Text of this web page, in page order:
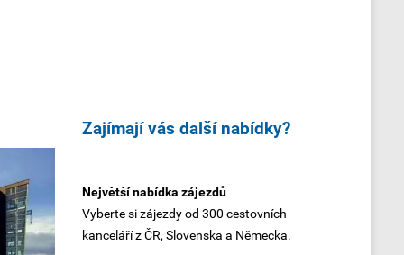
Zajímají vás další nabídky?
Největší nabídka zájezdů
Vyberte si zájezdy od 300 cestovních
kanceláří z ČR, Slovenska a Německa.